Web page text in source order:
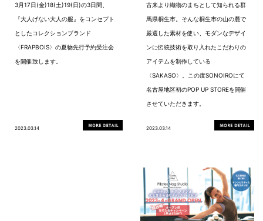
3月17日(金)18(土)19(日)の3日間、
『大人げない大人の服』をコンセプト
としたコレクションブランド
〈FRAPBOIS〉の夏物先行予約受注会
を開催致します。
2023.03.14
古来より織物のまちとして知られる群
馬県桐生市。そんな桐生市の山の麓で
厳選した素材を使い、モダンなデザイ
ンに伝統技術を取り入れたこだわりの
アイテムを制作している
〈SAKASO〉。この度SONOIROにて
名古屋地区初のPOP UP STOREを開催
させていただきます。
2023.03.14